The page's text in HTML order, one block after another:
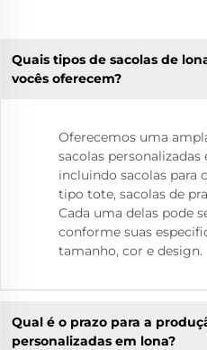
Quais tipos de sacolas de
vocês oferecem?
Oferecemos uma
sacolas personalizadas
incluindo sacolas para
tipo tote, sacolas de
Cada uma delas pode
conforme suas
tamanho, cor e design.
Qual é o prazo para a
personalizadas em lona?